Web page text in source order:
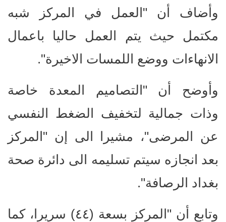
وأضاف أن "العمل في المركز شبه
مكتمل حيث يتم العمل حاليا باعمال
الانهاءات ووضع اللمسات الاخيرة".
وأوضح أن "التصاميم المعدة خاصة
وذات جمالية لتخفيف الضغط النفسي
عن المرضى"، مشيرا الى إن "المركز
بعد انجازه سيتم تسليمه الى دائرة صحة
بغداد الرصافة".
وتابع أن "المركز بسعة (٤٤) سريرا، كما